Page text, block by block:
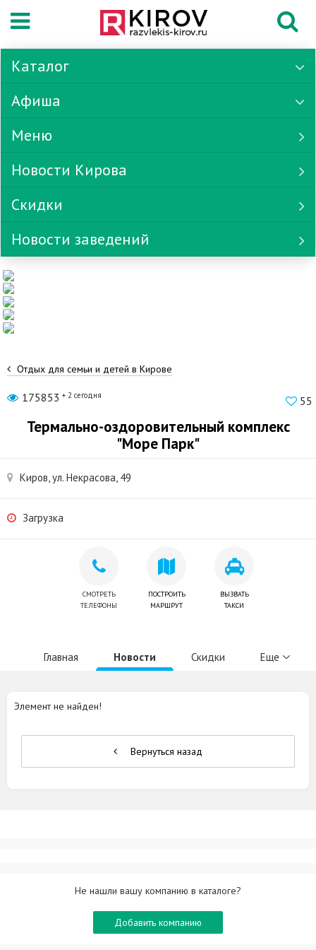
Каталог
Афиша
Меню
Новости Кирова
Скидки
Новости заведений
Отдых для семьи и детей в Кирове
175853 + 2 сегодня 55
Термально-оздоровительный комплекс
"Море Парк"
Киров, ул. Некрасова, 49
Загрузка
СМОТРЕТЬ
ТЕЛЕФОНЫ
ПОСТРОИТЬ
МАРШРУТ
ВЫЗВАТЬ
ТАКСИ
Главная Новости Скидки Еще
Элемент не найден!
Вернуться назад
Не нашли вашу компанию в каталоге?
Добавить компанию